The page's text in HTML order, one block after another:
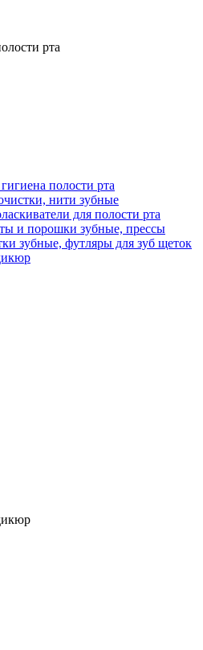
рта
полости рта
нити зубные
для полости рта
и порошки зубные, прессы
зубные, футляры для зуб щеток